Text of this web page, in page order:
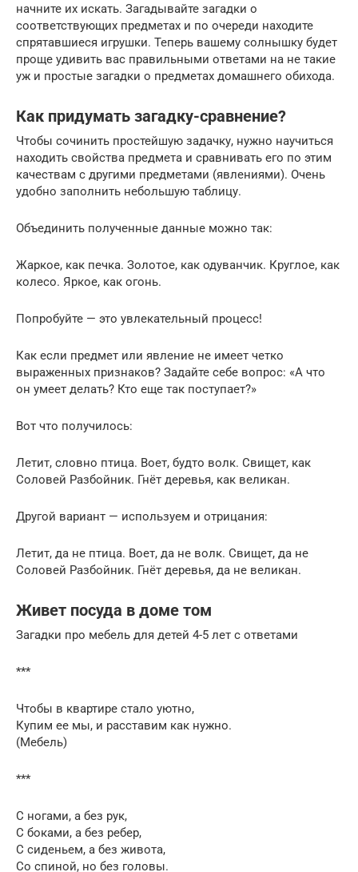
начните их искать. Загадывайте загадки о
соответствующих предметах и по очереди находите
спрятавшиеся игрушки. Теперь вашему солнышку будет
проще удивить вас правильными ответами на не такие
уж и простые загадки о предметах домашнего обихода.
Как придумать загадку-сравнение?
Чтобы сочинить простейшую задачку, нужно научиться
находить свойства предмета и сравнивать его по этим
качествам с другими предметами (явлениями). Очень
удобно заполнить небольшую таблицу.
Объединить полученные данные можно так:
Жаркое, как печка. Золотое, как одуванчик. Круглое, как
колесо. Яркое, как огонь.
Попробуйте — это увлекательный процесс!
Как если предмет или явление не имеет четко
выраженных признаков? Задайте себе вопрос: «А что
он умеет делать? Кто еще так поступает?»
Вот что получилось:
Летит, словно птица. Воет, будто волк. Свищет, как
Соловей Разбойник. Гнёт деревья, как великан.
Другой вариант — используем и отрицания:
Летит, да не птица. Воет, да не волк. Свищет, да не
Соловей Разбойник. Гнёт деревья, да не великан.
Живет посуда в доме том
Загадки про мебель для детей 4-5 лет с ответами
***
Чтобы в квартире стало уютно,
Купим ее мы, и расставим как нужно.
(Мебель)
***
С ногами, а без рук,
С боками, а без ребер,
С сиденьем, а без живота,
Со спиной, но без головы.